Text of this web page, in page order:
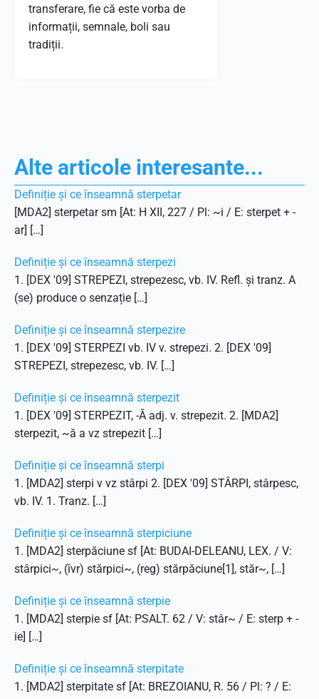
transferare, fie că este vorba de
informații, semnale, boli sau
tradiții.
Alte articole interesante...
Definiție și ce înseamnă sterpetar
[MDA2] sterpetar sm [At: H XII, 227 / Pl: ~i / E: sterpet + -
ar] […]
Definiție și ce înseamnă sterpezi
1. [DEX '09] STREPEZI, strepezesc, vb. IV. Refl. și tranz. A
(se) produce o senzație […]
Definiție și ce înseamnă sterpezire
1. [DEX '09] STERPEZI vb. IV v. strepezi. 2. [DEX '09]
STREPEZI, strepezesc, vb. IV. […]
Definiție și ce înseamnă sterpezit
1. [DEX '09] STERPEZIT, -Ă adj. v. strepezit. 2. [MDA2]
sterpezit, ~ă a vz strepezit […]
Definiție și ce înseamnă sterpi
1. [MDA2] sterpi v vz stârpi 2. [DEX '09] STÂRPI, stârpesc,
vb. IV. 1. Tranz. […]
Definiție și ce înseamnă sterpiciune
1. [MDA2] sterpăciune sf [At: BUDAI-DELEANU, LEX. / V:
stârpici~, (îvr) stărpici~, (reg) stărpăciune[1], stăr~, […]
Definiție și ce înseamnă sterpie
1. [MDA2] sterpie sf [At: PSALT. 62 / V: stâr~ / E: sterp + -
ie] […]
Definiție și ce înseamnă sterpitate
1. [MDA2] sterpitate sf [At: BREZOIANU, R. 56 / Pl: ? / E: